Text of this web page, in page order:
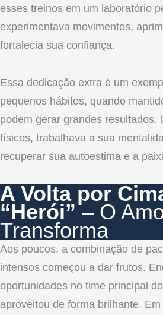
esses treinos em um laboratório
experimentava movimentos,
fortalecia sua confiança.
Essa dedicação extra é um
pequenos hábitos, quando
podem gerar grandes resultados.
físicos, trabalhava a sua
recuperar sua autoestima e a
A Volta por
“Herói”– O
Transforma
Aos poucos, a combinação de
intensos começou a dar frutos.
oportunidades no time principal
aproveitou de forma brilhante.